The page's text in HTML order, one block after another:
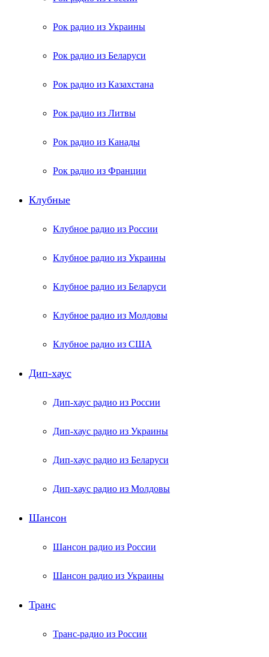
Рок радио из Украины
Рок радио из Беларуси
Рок радио из Казахстана
Рок радио из Литвы
Рок радио из Канады
Рок радио из Франции
Клубные
Клубное радио из России
Клубное радио из Украины
Клубное радио из Беларуси
Клубное радио из Молдовы
Клубное радио из США
Дип-хаус
Дип-хаус радио из России
Дип-хаус радио из Украины
Дип-хаус радио из Беларуси
Дип-хаус радио из Молдовы
Шансон
Шансон радио из России
Шансон радио из Украины
Транс
Транс-радио из России